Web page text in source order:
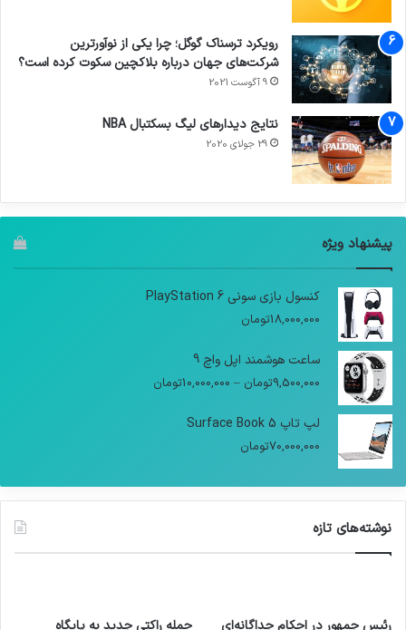
رویکرد ترسناک گوگل؛ چرا یکی از نوآورترین
شرکت‌های جهان درباره بلاکچین سکوت کرده است؟
9 آگوست 2021
نتایج دیدار‌های لیگ بسکتبال NBA
29 جولای 2020
پیشنهاد ویژه
کنسول بازی سونی PlayStation 6
18,000,000تومان
ساعت هوشمند اپل واچ 9
9,500,000تومان –
10,000,000تومان
لپ تاپ Surface Book 5
70,000,000تومان
نوشته‌های تازه
رئیس جمهور در احکام جداگانه‌ای
حمله راکتی جدید به پایگاه